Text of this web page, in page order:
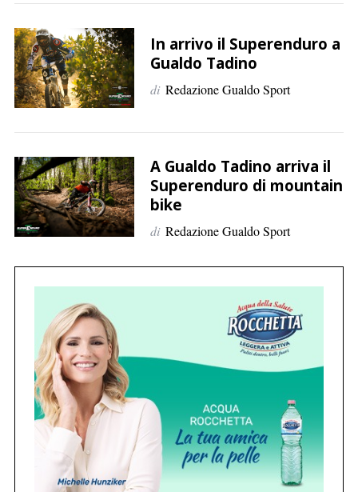
In arrivo il Superenduro a
Gualdo Tadino
di Redazione Gualdo Sport
A Gualdo Tadino arriva il
Superenduro di mountain
bike
di Redazione Gualdo Sport
C
e
c
a
e
r
: